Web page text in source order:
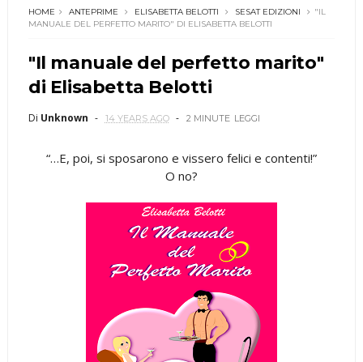
HOME ANTEPRIME ELISABETTA BELOTTI SESAT EDIZIONI
"IL
MANUALE DEL PERFETTO MARITO" DI ELISABETTA BELOTTI
"Il manuale del perfetto marito"
di Elisabetta Belotti
Di Unknown 14 YEARS AGO 2 MINUTE LEGGI
“…E, poi, si sposarono e vissero felici e contenti!”
O no?